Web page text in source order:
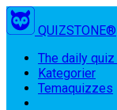
QUIZSTONE®
The daily quiz
Kategorier
Temaquizzes